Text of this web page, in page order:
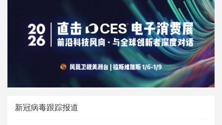
新冠病毒跟踪报道